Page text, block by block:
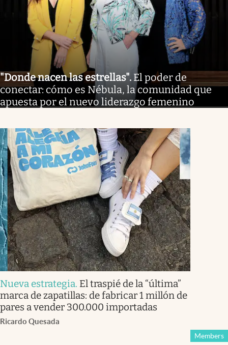
"Donde nacen las estrellas". El poder de
conectar: cómo es Nébula, la comunidad que
apuesta por el nuevo liderazgo femenino
Nueva estrategia. El traspié de la “última”
marca de zapatillas: de fabricar 1 millón de
pares a vender 300.000 importadas
Ricardo Quesada
Members